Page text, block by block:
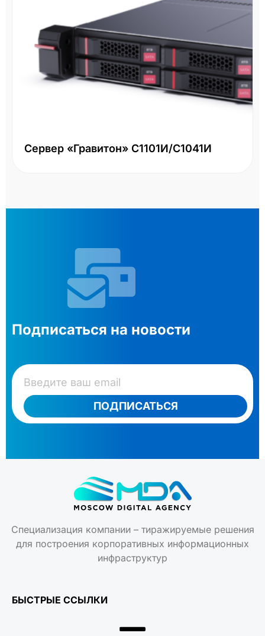
Сервер «Гравитон» С1101И/С1041И
Подписаться на новости
ПОДПИСАТЬСЯ
Специализация компании – тиражируемые решения
для построения корпоративных информационных
инфраструктур
БЫСТРЫЕ ССЫЛКИ